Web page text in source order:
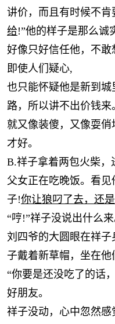
讲价，而且有时候不肯
给!”他的样子是那么诚
好像只好信任他，不敢
即使人们疑心,
也只能怀疑他是新到
路，所以讲不出价钱来
就又像装傻，又像耍俏
才好。
B.祥子拿着两包火柴
父女正在吃晚饭。看
子!你让狼叼了去，还
“哼!”祥子没说出什么来
刘四爷的大圆眼在祥
子戴着新草帽，坐在他
“你要是还没吃了的话
好朋友。
祥子没动，心中忽然